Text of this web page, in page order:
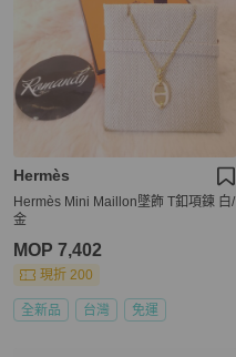
Hermès
Hermès Mini Maillon墜飾 T釦項鍊 白/
金
MOP 7,402
現折 200
全新品 台灣 免運